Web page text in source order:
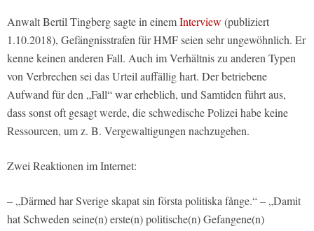
Anwalt Bertil Tingberg sagte in einemInterview (publiziert
1.10.2018), Gefängnisstrafen für HMF seien sehr ungewöhnlich. Er
kenne keinen anderen Fall. Auch im Verhältnis zu anderen Typen
von Verbrechen sei das Urteil auffällig hart. Der betriebene
Aufwand für den „Fall“ war erheblich, und Samtiden führt aus,
dass sonst oft gesagt werde, die schwedische Polizei habe keine
Ressourcen, um z. B. Vergewaltigungen nachzugehen.
Zwei Reaktionen im Internet:
– „Därmed har Sverige skapat sin första politiska fånge.“ – „Damit
hat Schweden seine(n) erste(n) politische(n) Gefangene(n)